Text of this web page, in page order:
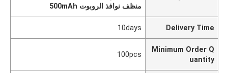
منظف نوافذ الروبوت 500mAh
Delivery Time
10days
Minimum Order Q
uantity
100pcs